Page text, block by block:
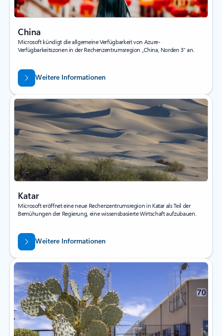
China
Microsoft kündigt die allgemeine Verfügbarkeit von Azure-
Verfügbarkeitszonen in der Rechenzentrumsregion „China, Norden 3“ an.
Weitere Informationen
Katar
Microsoft eröffnet eine neue Rechenzentrumsregion in Katar als Teil der
Bemühungen der Regierung, eine wissensbasierte Wirtschaft aufzubauen.
Weitere Informationen